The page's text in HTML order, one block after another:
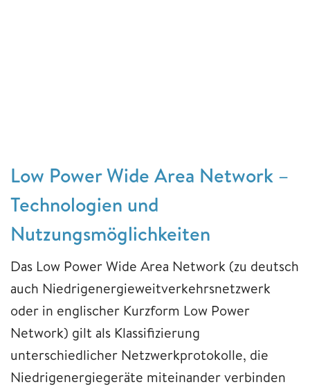
Low Power Wide Area Network –
Technologien und
Nutzungsmöglichkeiten
Das Low Power Wide Area Network (zu deutsch
auch Niedrigenergieweitverkehrsnetzwerk
oder in englischer Kurzform Low Power
Network) gilt als Klassifizierung
unterschiedlicher Netzwerkprotokolle, die
Niedrigenergiegeräte miteinander verbinden